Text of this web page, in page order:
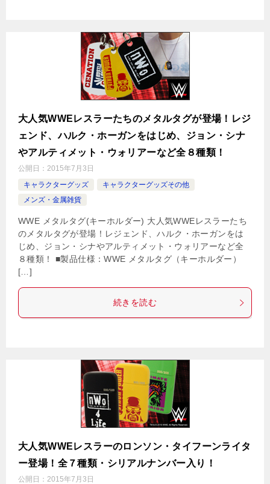
大人気WWEレスラーたちのメタルタグが登場！レジ
ェンド、ハルク・ホーガンをはじめ、ジョン・シナ
やアルティメット・ウォリアーなど全８種類！
公開日： 2015年7月3日
キャラクターグッズ
キャラクターグッズその他
メンズ・金属雑貨
WWE メタルタグ(キーホルダー) 大人気WWEレスラーたち
のメタルタグが登場！レジェンド、ハルク・ホーガンをは
じめ、ジョン・シナやアルティメット・ウォリアーなど全
８種類！ ■製品仕様：WWE メタルタグ（キーホルダー）
[…]
続きを読む
大人気WWEレスラーのロンソン・タイフーンライタ
ー登場！全７種類・シリアルナンバー入り！
公開日： 2015年7月3日